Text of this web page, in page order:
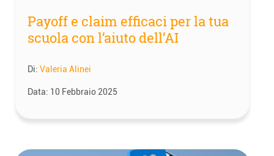
Payoff e claim efficaci per la tua
scuola con l’aiuto dell’AI
Di: Valeria Alinei
Data: 10 Febbraio 2025